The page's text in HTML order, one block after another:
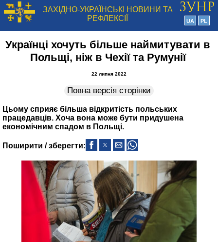
ЗАХІДНО-УКРАЇНСЬКІ НОВИНИ ТА
РЕФЛЕКСІЇ
UA PL
Українці хочуть більше наймитувати в
Польщі, ніж в Чехії та Румунії
22 липня 2022
Повна версія сторінки
Цьому сприяє більша відкритість польських
працедавців. Хоча вона може бути придушена
економічним спадом в Польщі.
Поширити / зберегти: